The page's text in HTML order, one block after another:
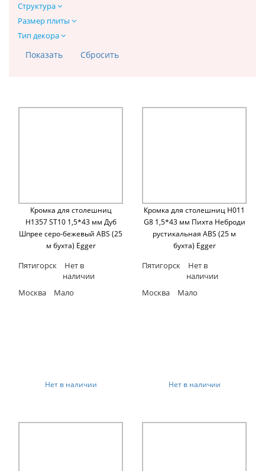
Структура
Размер плиты
Тип декора
Кромка для столешниц
H1357 ST10 1,5*43 мм Дуб
Шпрее серо-бежевый ABS (25
м бухта) Egger
Пятигорск
Нет в
наличии
Москва
Мало
Нет в наличии
Кромка для столешниц H011
G8 1,5*43 мм Пихта Неброди
рустикальная ABS (25 м
бухта) Egger
Пятигорск
Нет в
наличии
Москва
Мало
Нет в наличии